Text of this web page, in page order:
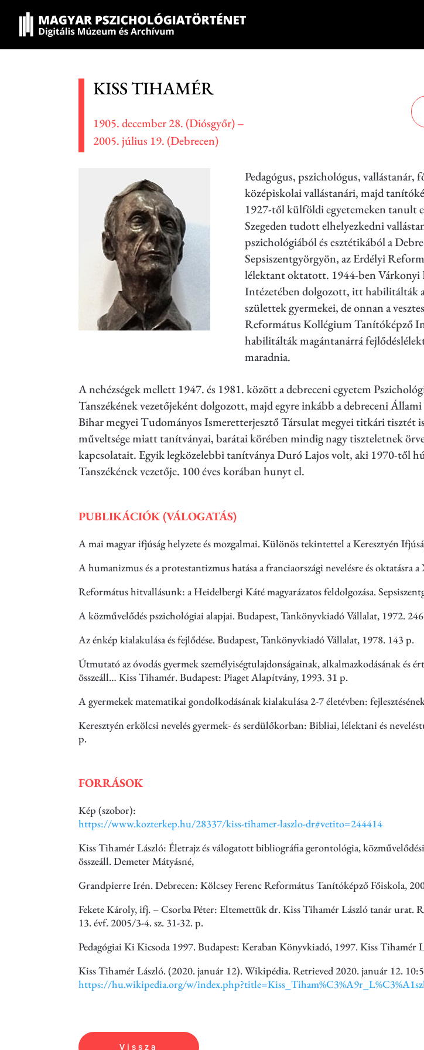
KISS TIHAMÉR
1905. december 28. (Diósgyőr) –
2005. július 19. (Debrecen)
Pedagógus, pszichológus,
középiskolai vallástanári, majd
1927-től külföldi egyetemeken tanult
Szegeden tudott elhelyezkedni
pszichológiából és esztétikából a
Sepsiszentgyörgyön, az Erdélyi
lélektant oktatott. 1944-ben Várkonyi
Intézetében dolgozott, itt habilitálták
születtek gyermekei, de onnan a
Református Kollégium Tanítóképző
habilitálták magántanárrá
maradnia.
A nehézségek mellett 1947. és 1981. között a debreceni egyetem
Tanszékének vezetőjeként dolgozott, majd egyre inkább a debreceni
Bihar megyei Tudományos Ismeretterjesztő Társulat megyei titkári
műveltsége miatt tanítványai, barátai körében mindig nagy tiszteletnek
kapcsolatait. Egyik legközelebbi tanítványa Duró Lajos volt, aki 1970-től
Tanszékének vezetője. 100 éves korában hunyt el.
PUBLIKÁCIÓK (VÁLOGATÁS)
A mai magyar ifjúság helyzete és mozgalmai. Különös tekintettel a Keresztyén
A humanizmus és a protestantizmus hatása a franciaországi nevelésre és oktatásra
Református hitvallásunk: a Heidelbergi Káté magyarázatos feldolgozása.
A közművelődés pszichológiai alapjai. Budapest, Tankönyvkiadó Vállalat, 1972. 246
Az énkép kialakulása és fejlődése. Budapest, Tankönyvkiadó Vállalat, 1978. 143 p.
Útmutató az óvodás gyermek személyiségtulajdonságainak, alkalmazkodásának és
összeáll… Kiss Tihamér. Budapest: Piaget Alapítvány, 1993. 31 p.
A gyermekek matematikai gondolkodásának kialakulása 2-7 életévben:
Keresztyén erkölcsi nevelés gyermek- és serdülőkorban: Bibliai, lélektani és
p.
FORRÁSOK
Kép (szobor):
https://www.kozterkep.hu/28337/kiss-tihamer-laszlo-dr#vetito=244414
Kiss Tihamér László: Életrajz és válogatott bibliográfia gerontológia,
összeáll. Demeter Mátyásné,
Grandpierre Irén. Debrecen: Kölcsey Ferenc Református Tanítóképző Főiskola,
Fekete Károly, ifj. – Csorba Péter: Eltemettük dr. Kiss Tihamér László tanár
13. évf. 2005/3-4. sz. 31-32. p.
Pedagógiai Ki Kicsoda 1997. Budapest: Keraban Könyvkiadó, 1997. Kiss Tihamér
Kiss Tihamér László. (2020. január 12). Wikipédia. Retrieved 2020. január 12.
https://hu.wikipedia.org/w/
Vissza